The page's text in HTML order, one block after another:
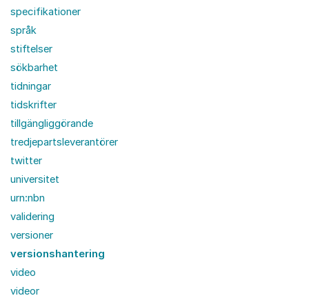
specifikationer
språk
stiftelser
sökbarhet
tidningar
tidskrifter
tillgängliggörande
tredjepartsleverantörer
twitter
universitet
urn:nbn
validering
versioner
versionshantering
video
videor